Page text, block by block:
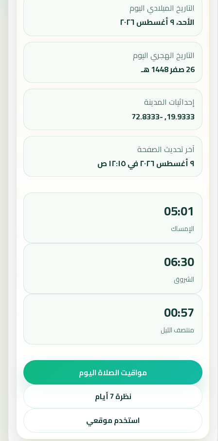
التاريخ الميلادي اليوم
الأحد، ٩ أغسطس ٢٠٢٦
التاريخ الهجري اليوم
26 صفر 1448 هـ
إحداثيات المدينة
19.9333, -72.8333
آخر تحديث الصفحة
٩ أغسطس ٢٠٢٦ في ١٢:١٥ ص
05:01
الإمساك
06:30
الشروق
00:57
منتصف الليل
مواقيت الصلاة اليوم
نظرة 7 أيام
استخدم موقعي